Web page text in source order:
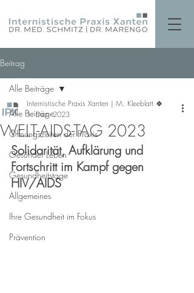
Beitrag
Alle Beiträge
Öffnungszeiten der Praxis
Gesünder Leben
Gesundheitstage
Allgemeines
Ihre Gesundheit im Fokus
Prävention
Alle Beiträge
WELT-AIDS-TAG 2023
Internistische Praxis Xanten | M. Kleeblatt 🍀
1. Dez. 2023
Solidarität, Aufklärung und
Fortschritt im Kampf gegen
HIV/AIDS